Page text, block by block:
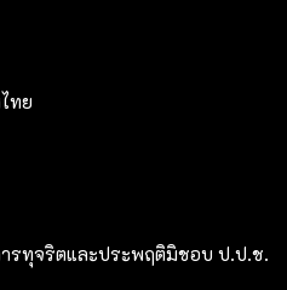
ทย
ารทุจริตและประพฤติมิชอบ ป.ป.ช.